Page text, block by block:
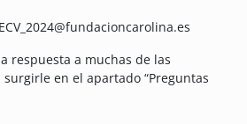
respuesta a muchas de las
en el apartado “Preguntas